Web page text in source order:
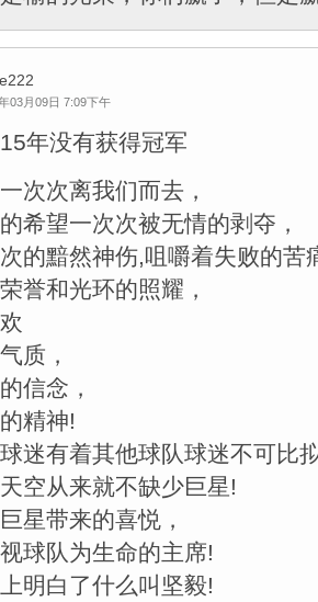
03月09日 7:09下午
年没有获得冠军
次次离我们而去，
希望一次次被无情的剥夺，
的黯然神伤,咀嚼着失败的苦
誉和光环的照耀，
质，
信念，
精神!
迷有着其他球队球迷不可比
空从来就不缺少巨星!
星带来的喜悦，
球队为生命的主席!
明白了什么叫坚毅!